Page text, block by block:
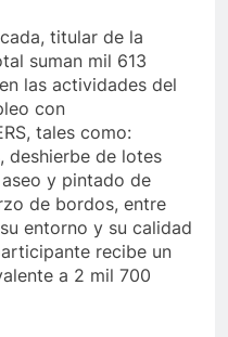
titular de la
suman mil 613
las actividades del
con
tales como:
deshierbe de lotes
y pintado de
de bordos, entre
entorno y su calidad
recibe un
a 2 mil 700